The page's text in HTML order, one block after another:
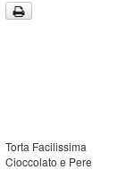
Torta Facilissima
Cioccolato e Pere